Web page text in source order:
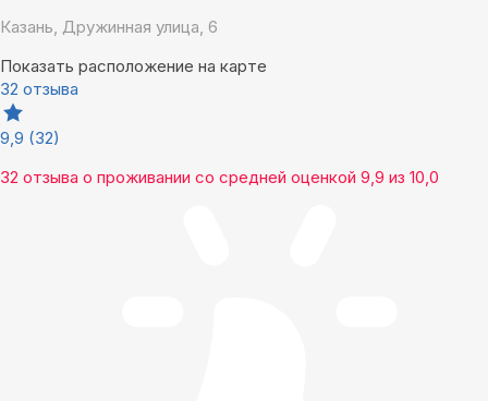
Казань, Дружинная улица, 6
Показать расположение на карте
32 отзыва
9,9 (32)
32 отзыва о проживании со средней оценкой 9,9 из 10,0